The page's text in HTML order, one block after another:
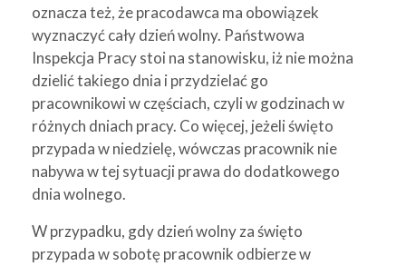
oznacza też, że pracodawca ma obowiązek
wyznaczyć cały dzień wolny. Państwowa
Inspekcja Pracy stoi na stanowisku, iż nie można
dzielić takiego dnia i przydzielać go
pracownikowi w częściach, czyli w godzinach w
różnych dniach pracy. Co więcej, jeżeli święto
przypada w niedzielę, wówczas pracownik nie
nabywa w tej sytuacji prawa do dodatkowego
dnia wolnego.
W przypadku, gdy dzień wolny za święto
przypada w sobotę pracownik odbierze w